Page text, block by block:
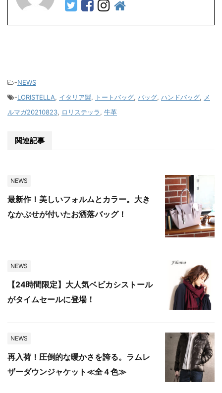
-NEWS
-LORISTELLA, イタリア製, トートバッグ, バッグ, ハンドバッグ, メ
ルマガ20210823, ロリステッラ, 牛革
関連記事
NEWS
最新作！美しいフォルムとカラー。大き
なかぶせが付いたお洒落バッグ！
NEWS
【24時間限定】大人気ベビカシストール
がタイムセールに登場！
NEWS
再入荷！圧倒的な暖かさを誇る。ラムレ
ザーダウンジャケット≪全４色≫